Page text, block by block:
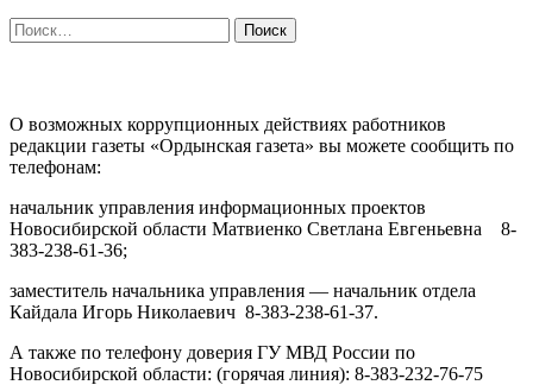
Найти:
О возможных коррупционных действиях работников
редакции газеты «Ордынская газета» вы можете сообщить по
телефонам:
начальник управления информационных проектов
Новосибирской области Матвиенко Светлана Евгеньевна 8-
383-238-61-36;
заместитель начальника управления — начальник отдела
Кайдала Игорь Николаевич 8-383-238-61-37.
А также по телефону доверия ГУ МВД России по
Новосибирской области: (горячая линия): 8-383-232-76-75